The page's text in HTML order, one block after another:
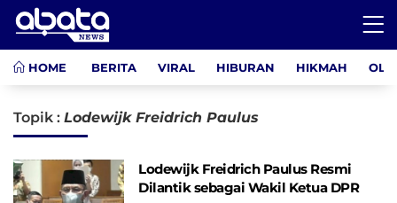
HOME BERITA VIRAL HIBURAN HIKMAH
Topik : Lodewijk Freidrich Paulus
Lodewijk Freidrich Paulus Resmi
Dilantik sebagai Wakil Ketua DPR